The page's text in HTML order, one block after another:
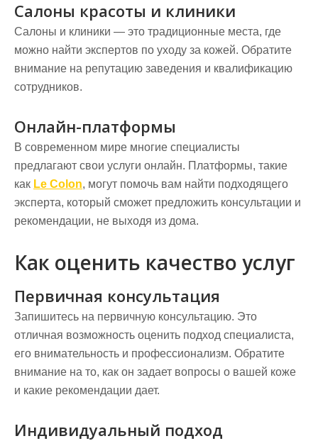
Салоны красоты и клиники
Салоны и клиники — это традиционные места, где
можно найти экспертов по уходу за кожей. Обратите
внимание на репутацию заведения и квалификацию
сотрудников.
Онлайн-платформы
В современном мире многие специалисты
предлагают свои услуги онлайн. Платформы, такие
как Le Colon, могут помочь вам найти подходящего
эксперта, который сможет предложить консультации и
рекомендации, не выходя из дома.
Как оценить качество услуг
Первичная консультация
Запишитесь на первичную консультацию. Это
отличная возможность оценить подход специалиста,
его внимательность и профессионализм. Обратите
внимание на то, как он задает вопросы о вашей коже
и какие рекомендации дает.
Индивидуальный подход